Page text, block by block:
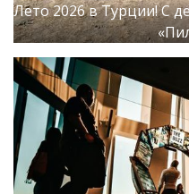
Лето 2026 в Турции! С